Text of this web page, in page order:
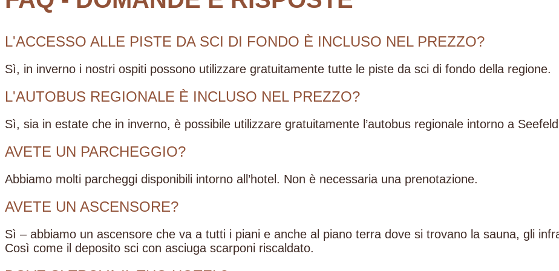
L'ACCESSO ALLE PISTE DA SCI DI FONDO È INCLUSO NEL PREZZO?
Sì, in inverno i nostri ospiti possono utilizzare gratuitamente tutte le piste da sci di fondo della regione.
L'AUTOBUS REGIONALE È INCLUSO NEL PREZZO?
Sì, sia in estate che in inverno, è possibile utilizzare gratuitamente l’autobus regionale intorno a
AVETE UN PARCHEGGIO?
Abbiamo molti parcheggi disponibili intorno all’hotel. Non è necessaria una prenotazione.
AVETE UN ASCENSORE?
Sì – abbiamo un ascensore che va a tutti i piani e anche al piano terra dove si trovano la sauna, gli
Così come il deposito sci con asciuga scarponi riscaldato.